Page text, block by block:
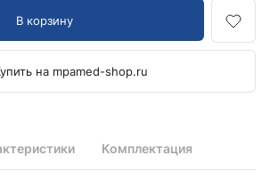
Комплектация
В корзину
на mpamed-shop.ru